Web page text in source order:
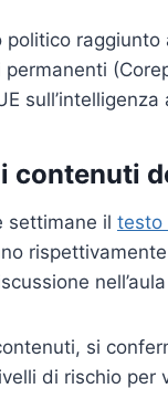
politico
contenuti
settimane il testo
si
di rischio per